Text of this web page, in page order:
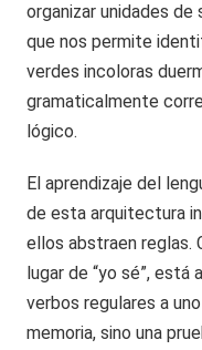
organizar unidades
que nos permite
verdes incoloras
gramaticalmente
lógico.
El aprendizaje del
de esta arquitectura
ellos abstraen reglas.
lugar de “yo sé”, está
verbos regulares a
memoria, sino una